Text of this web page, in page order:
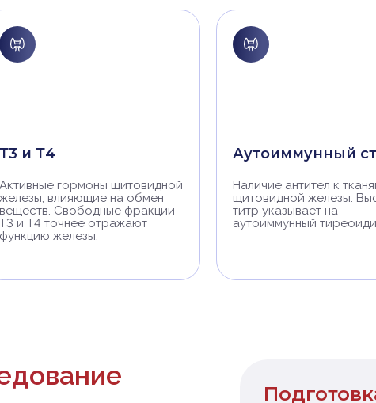
Т3 и Т4
Активные гормоны щитовидной
железы, влияющие на обмен
веществ. Свободные фракции
Т3 и Т4 точнее отражают
функцию железы.
Аутоиммунный
Наличие антител к
щитовидной железы.
титр указывает на
аутоиммунный